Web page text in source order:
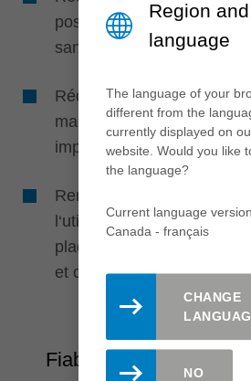
positionnement
sans aide au réglage
Réduction de l‘entretien et
machines grâce à une
importante
Rentabilité maximale par
l‘utilisation simultanée de
plaquettes jetables et de
et constant
Fiabilité
Region and
language
The language of your
different from the
currently displayed on
website. Would you like
the language?
Current language
Canada - français
CHANGE
NO